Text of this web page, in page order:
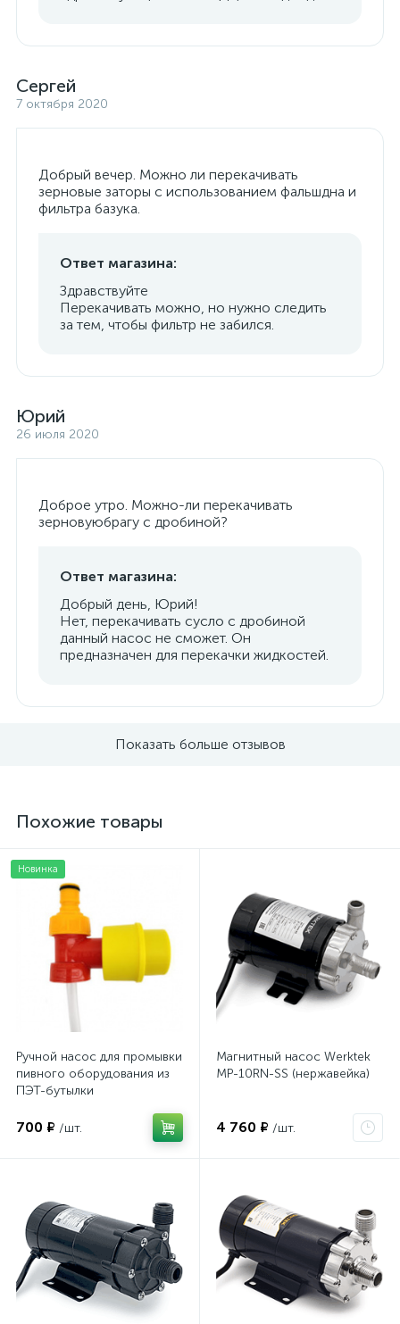
Сергей
7 октября 2020
Добрый вечер. Можно ли перекачивать
зерновые заторы с использованием фальшдна и
фильтра базука.
Ответ магазина:
Здравствуйте
Перекачивать можно, но нужно следить
за тем, чтобы фильтр не забился.
Юрий
26 июля 2020
Доброе утро. Можно-ли перекачивать
зерновуюбрагу с дробиной?
Ответ магазина:
Добрый день, Юрий!
Нет, перекачивать сусло с дробиной
данный насос не сможет. Он
предназначен для перекачки жидкостей.
Показать больше отзывов
Похожие товары
Новинка
Ручной насос для промывки
пивного оборудования из
ПЭТ-бутылки
700 ₽ /шт.
Магнитный насос Werktek
MP-10RN-SS (нержавейка)
4 760 ₽ /шт.